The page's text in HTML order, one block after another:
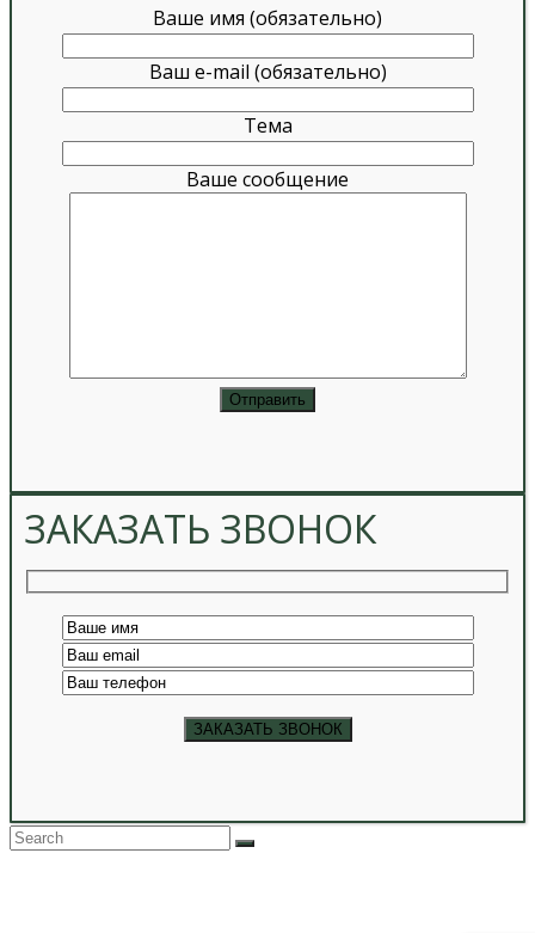
Ваше имя (обязательно)
Ваш e-mail (обязательно)
Тема
Ваше сообщение
ЗАКАЗАТЬ ЗВОНОК